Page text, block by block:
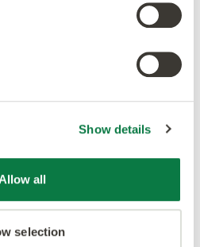
Show details
Allow all
selection
på marknaden. Den
som möjligt
att underhålla.